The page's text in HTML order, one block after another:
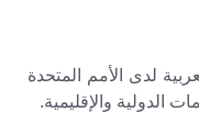
لدى الأمم المتحدة
الدولية والإقليمية.